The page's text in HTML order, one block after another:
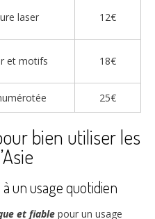
laser 12€
et motifs 18€
25€
bien utiliser les
un usage quotidien
et fiable pour un usage